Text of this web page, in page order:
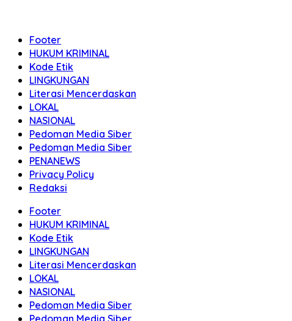
Footer
HUKUM KRIMINAL
Kode Etik
LINGKUNGAN
Literasi Mencerdaskan
LOKAL
NASIONAL
Pedoman Media Siber
Pedoman Media Siber
PENANEWS
Privacy Policy
Redaksi
Footer
HUKUM KRIMINAL
Kode Etik
LINGKUNGAN
Literasi Mencerdaskan
LOKAL
NASIONAL
Pedoman Media Siber
Pedoman Media Siber